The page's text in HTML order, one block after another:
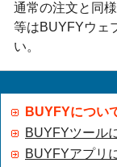
通常の注文と同
等はBUYFYウェ
い。
BUYFYについ
BUYFYツール
BUYFYアプリ